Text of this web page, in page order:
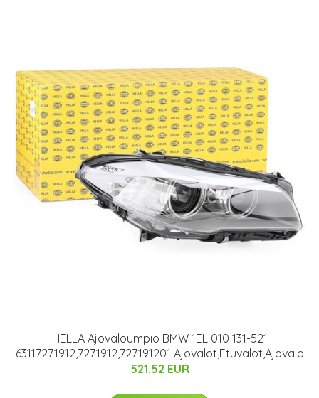
HELLA Ajovaloumpio BMW 1EL 010 131-521
63117271912,7271912,727191201 Ajovalot,Etuvalot,Ajovalo
521.52 EUR